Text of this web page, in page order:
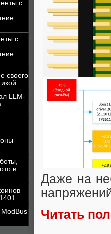
с
с
своего
LLM-
в
Даже на
Читать